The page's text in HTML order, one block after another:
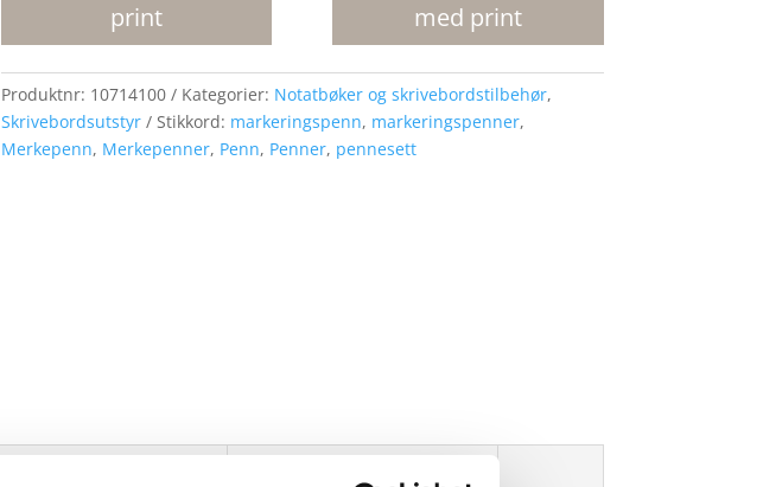
print
med print
Produktnr: 10714100 Kategorier: Notatbøker og skrivebordstilbehør,
Skrivebordsutstyr
Stikkord: markeringspenn, markeringspenner,
Merkepenn, Merkepenner, Penn, Penner, pennesett